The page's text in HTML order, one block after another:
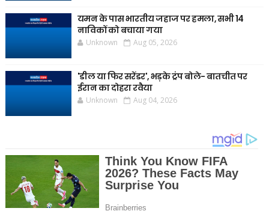
यमन के पास भारतीय जहाज पर हमला, सभी 14
नाविकों को बचाया गया
Unknown Aug 05, 2026
'डील या फिर सरेंडर', भड़के ट्रंप बोले- बातचीत पर
ईरान का दोहरा रवैया
Unknown Aug 04, 2026